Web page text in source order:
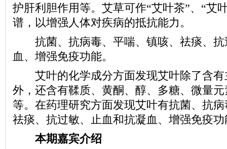
护肝利胆作用等。艾草可作“艾叶茶”、“艾
谱，以增强人体对疾病的抵抗能力。
抗菌、抗病毒、平喘、镇咳、祛痰、抗
血、增强免疫功能。
艾叶的化学成分方面发现艾叶除了含有
外，还含有鞣质、黄酮、醇、多糖、微量
等。在药理研究方面发现艾叶有抗菌、抗
祛痰、抗过敏、止血和抗凝血、增强免疫
本期嘉宾介绍